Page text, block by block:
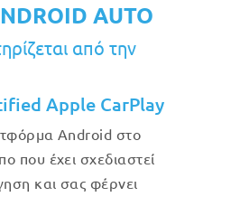
AUTO
από την
Apple CarPlay
Android στο
που έχει σχεδιαστεί
και σας φέρνει